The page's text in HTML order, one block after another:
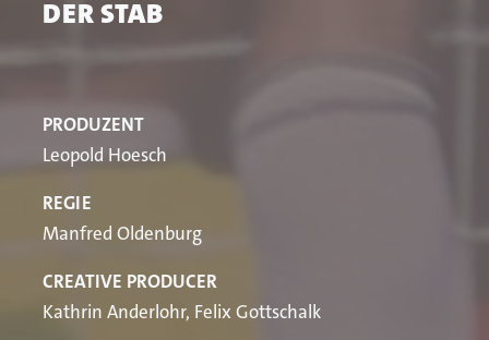
DER STAB
PRODUZENT
Leopold Hoesch
REGIE
Manfred Oldenburg
CREATIVE PRODUCER
Kathrin Anderlohr, Felix Gottschalk